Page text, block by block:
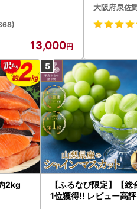
シャインマス
13,000
大阪府泉佐
2kg
【ふるなび限定】【総
1位獲得!! レビュー高評